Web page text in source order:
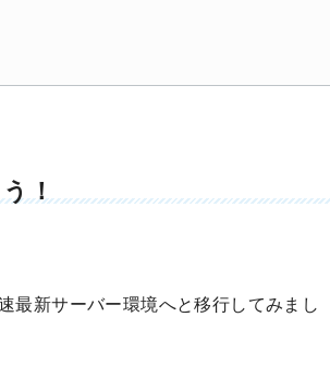
！
最新サーバー環境へと移行してみまし